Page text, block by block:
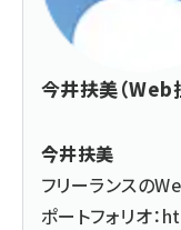
今井扶美（Web
今井扶美
フリーランスの
ポートフォリオ：